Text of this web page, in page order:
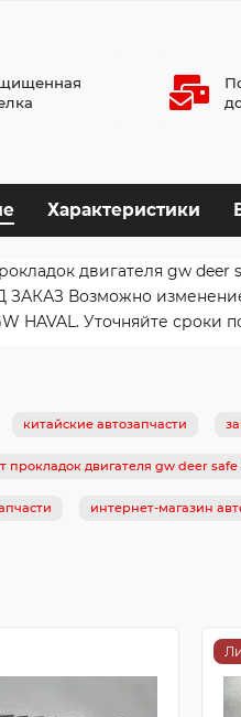
Характеристики
двигателя gw deer
Возможно изменение
HAVAL. Уточняйте сроки
китайские автозапчасти
прокладок двигателя gw deer safe
интернет-магазин